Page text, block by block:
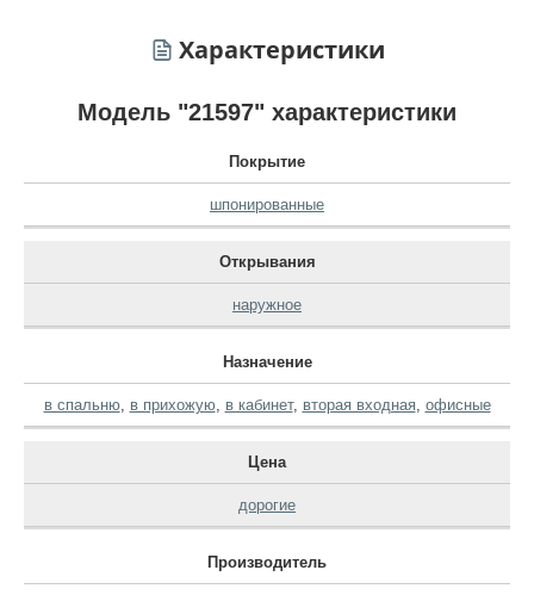
Характеристики
Модель "21597" характеристики
Покрытие
шпонированные
Открывания
наружное
Назначение
в спальню, в прихожую, в кабинет, вторая входная, офисные
Цена
дорогие
Производитель